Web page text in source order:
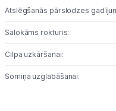
Atslēgšanās pārslodzes
Salokāms rokturis:
Cilpa uzkāršanai:
Somiņa uzglabāšanai: